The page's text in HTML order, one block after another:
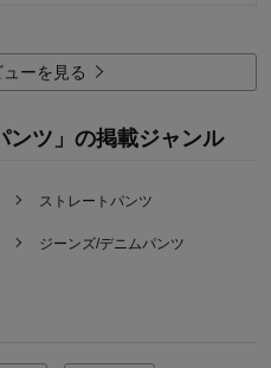
4.0
4.0
イビー, ２８
、サイズ、機能、価格、着回しがきく
～155
ーを見る
ンツ」の掲載ジャンル
ストレートパンツ
ジーンズ/デニムパンツ